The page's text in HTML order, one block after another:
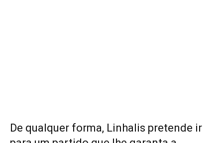
De qualquer forma, Linhalis pretende ir